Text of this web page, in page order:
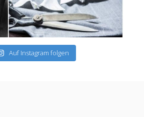
Auf Instagram folgen